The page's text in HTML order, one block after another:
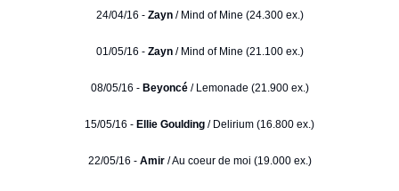
24/04/16 - Zayn / Mind of Mine (24.300 ex.)
01/05/16 - Zayn / Mind of Mine (21.100 ex.)
08/05/16 - Beyoncé / Lemonade (21.900 ex.)
15/05/16 - Ellie Goulding / Delirium (16.800 ex.)
22/05/16 - Amir / Au coeur de moi (19.000 ex.)